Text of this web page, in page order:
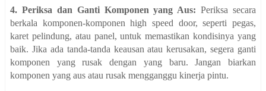
4. Periksa dan Ganti Komponen yang Aus: Periksa secara
berkala komponen-komponen high speed door, seperti pegas,
karet pelindung, atau panel, untuk memastikan kondisinya yang
baik. Jika ada tanda-tanda keausan atau kerusakan, segera ganti
komponen yang rusak dengan yang baru. Jangan biarkan
komponen yang aus atau rusak mengganggu kinerja pintu.